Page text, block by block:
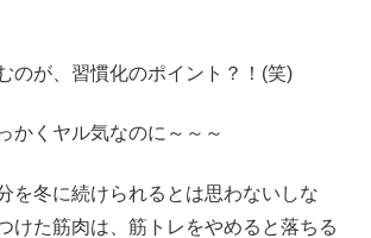
のが、習慣化のポイント？！(笑)
かくヤル気なのに～～～
を冬に続けられるとは思わないしな
けた筋肉は、筋トレをやめると落ちる